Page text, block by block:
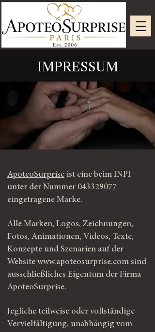
IMPRESSUM
ApoteoSurprise ist eine beim INPI
unter der Nummer 043329077
eingetragene Marke.
Alle Marken, Logos, Zeichnungen,
Fotos, Animationen, Videos, Texte,
Konzepte und Szenarien auf der
Website www.apoteosurprise.com sind
ausschließliches Eigentum der Firma
ApoteoSurprise.
Jegliche teilweise oder vollständige
Vervielfältigung, unabhängig vom